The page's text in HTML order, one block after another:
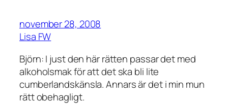
november 28, 2008
Lisa FW
Björn: I just den här rätten passar det med
alkoholsmak för att det ska bli lite
cumberlandskänsla. Annars är det i min mun
rätt obehagligt.